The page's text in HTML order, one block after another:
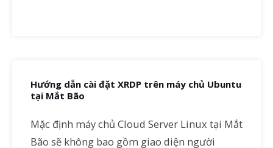
Hướng dẫn cài đặt XRDP trên máy chủ Ubuntu
tại Mắt Bão
Mặc định máy chủ Cloud Server Linux tại Mắt
Bão sẽ không bao gồm giao diện người